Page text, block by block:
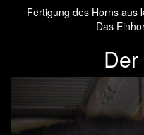
Fertigung des Horns aus
Das